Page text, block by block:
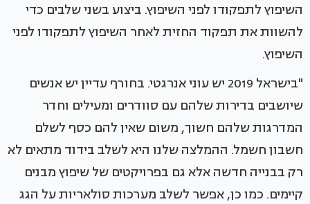
השיפוץ לתפקודו לפני השיפוץ. ביצוע בשני שלבים כדי
להשוות את תפקוד החזית לאחר השיפוץ לתפקודו לפני
השיפוץ.
"בישראל 2019 יש עוני אנרגטי. בחורף עדיין יש אנשים
שיושבים בדירות שלהם עם סוודרים ומעילים וחדר
המדרגות שלהם חשוך, משום שאין להם כסף לשלם
חשבון חשמל. ההמלצה שלנו היא לשלב בידוד מתאים לא
רק בבנייה חדשה אלא גם בפרויקטים של שיפוץ מבנים
קיימים. כמו כן, אפשר לשלב מערכות סולאריות על הגג